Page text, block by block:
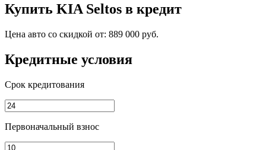
Купить KIA Seltos в кредит
Цена авто со скидкой от: 889 000 руб.
Кредитные условия
Срок кредитования
Первоначальный взнос